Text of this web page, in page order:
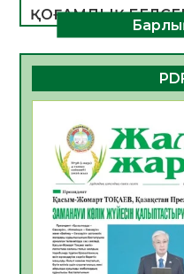
ҚОҒАМДЫҚ
ДАМУЫНЫҢ
06.08.2026
ҚҰРЫЛТАЙ
06.08.2026
Инфекциялық
жұмыстарының
06.08.2026
Көкжөтел ауруы
06.08.2026